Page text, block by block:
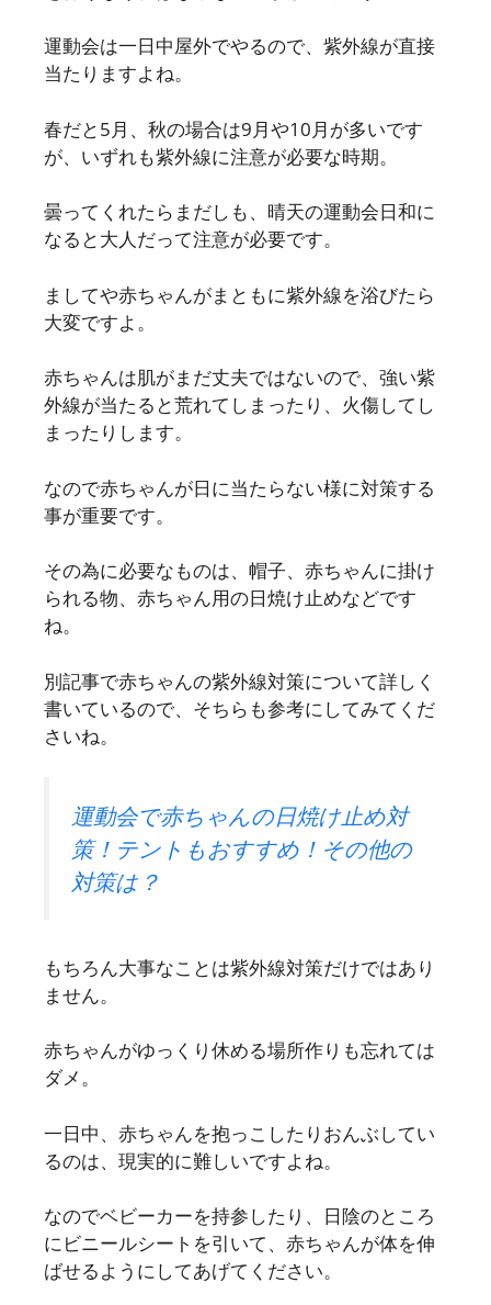
運動会は一日中屋外でやるので、紫外線が直接
当たりますよね。
春だと5月、秋の場合は9月や10月が多いです
が、いずれも紫外線に注意が必要な時期。
曇ってくれたらまだしも、晴天の運動会日和に
なると大人だって注意が必要です。
ましてや赤ちゃんがまともに紫外線を浴びたら
大変ですよ。
赤ちゃんは肌がまだ丈夫ではないので、強い紫
外線が当たると荒れてしまったり、火傷してし
まったりします。
なので赤ちゃんが日に当たらない様に対策する
事が重要です。
その為に必要なものは、帽子、赤ちゃんに掛け
られる物、赤ちゃん用の日焼け止めなどです
ね。
別記事で赤ちゃんの紫外線対策について詳しく
書いているので、そちらも参考にしてみてくだ
さいね。
運動会で赤ちゃんの日焼け止め対
策！テントもおすすめ！その他の
対策は？
もちろん大事なことは紫外線対策だけではあり
ません。
赤ちゃんがゆっくり休める場所作りも忘れては
ダメ。
一日中、赤ちゃんを抱っこしたりおんぶしてい
るのは、現実的に難しいですよね。
なのでベビーカーを持参したり、日陰のところ
にビニールシートを引いて、赤ちゃんが体を伸
ばせるようにしてあげてください。